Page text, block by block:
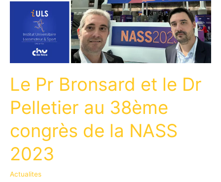
Le Pr Bronsard et le Dr
Pelletier au 38ème
congrès de la NASS
2023
Actualites